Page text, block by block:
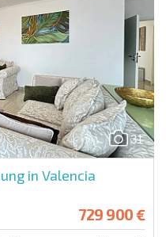
31
in Valencia
729 900 €